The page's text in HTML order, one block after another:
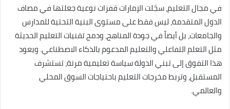
في مجال التعليم، سجّلت الإمارات قفزات نوعية جعلتها في مصاف
الدول المتقدمة، ليس فقط على مستوى البنية التحتية للمدارس
والجامعات، بل أيضاً في جودة المناهج، ودمج تقنيات التعليم الحديثة
مثل التعلم التفاعلي والتعليم المدعوم بالذكاء الاصطناعي. ويعود
هذا التفوق إلى تبني الدولة سياسة تعليمية مرنة، تستشرف
المستقبل، وتربط مخرجات التعليم باحتياجات السوق المحلي
والعالمي.